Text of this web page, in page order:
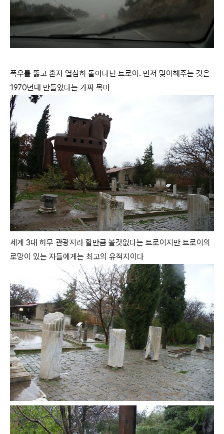
폭우를 뚫고 혼자 열심히 돌아다닌 트로이. 먼저 맞이해주는 것은
1970년대 만들었다는 가짜 목마
세계 3대 허무 관광지라 할만큼 볼것없다는 트로이지만 트로이의
로망이 있는 자들에게는 최고의 유적지이다